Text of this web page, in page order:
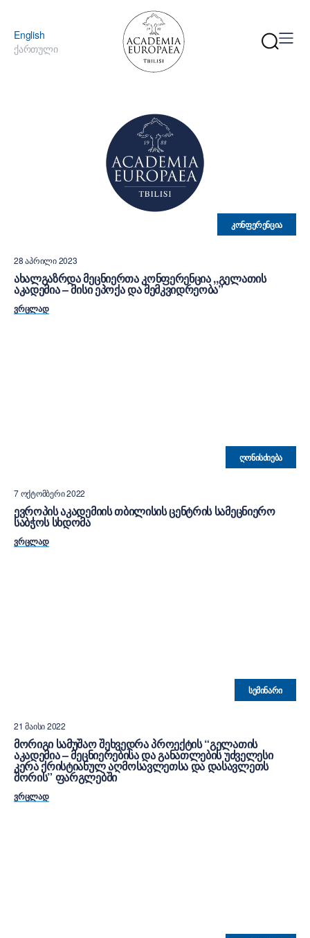
English
ქართული
ᲙᲝᲜᲤᲔᲠᲔᲜᲪᲘᲐ
28 ᲐᲞᲠᲘᲚᲘ 2023
ᲐᲮᲐᲚᲒᲐᲖᲠᲓᲐ ᲛᲔᲪᲜᲘᲔᲠᲗᲐ ᲙᲝᲜᲤᲔᲠᲔᲜᲪᲘᲐ ,,ᲒᲔᲚᲐᲗᲘᲡ
ᲐᲙᲐᲓᲔᲛᲘᲐ – ᲛᲘᲡᲘ ᲔᲞᲝᲥᲐ ᲓᲐ ᲛᲔᲛᲙᲕᲘᲓᲠᲔᲝᲑᲐ”
ᲕᲠᲪᲚᲐᲓ
ᲦᲝᲜᲘᲡᲫᲘᲔᲑᲐ
7 ᲝᲥᲢᲝᲛᲑᲔᲠᲘ 2022
ᲔᲕᲠᲝᲞᲘᲡ ᲐᲙᲐᲓᲔᲛᲘᲘᲡ ᲗᲑᲘᲚᲘᲡᲘᲡ ᲪᲔᲜᲢᲠᲘᲡ ᲡᲐᲛᲔᲪᲜᲘᲔᲠᲝ
ᲡᲐᲑᲭᲝᲡ ᲡᲮᲓᲝᲛᲐ
ᲕᲠᲪᲚᲐᲓ
ᲡᲔᲛᲘᲜᲐᲠᲘ
21 ᲛᲐᲘᲡᲘ 2022
ᲛᲝᲠᲘᲒᲘ ᲡᲐᲛᲣᲨᲐᲝ ᲨᲔᲮᲕᲔᲓᲠᲐ ᲞᲠᲝᲔᲥᲢᲘᲡ “ᲒᲔᲚᲐᲗᲘᲡ
ᲐᲙᲐᲓᲔᲛᲘᲐ – ᲛᲔᲪᲜᲘᲔᲠᲔᲑᲘᲡᲐ ᲓᲐ ᲒᲐᲜᲐᲗᲚᲔᲑᲘᲡ ᲣᲫᲕᲔᲚᲔᲡᲘ
ᲙᲔᲠᲐ ᲥᲠᲘᲡᲢᲘᲐᲜᲣᲚ ᲐᲦᲛᲝᲡᲐᲕᲚᲔᲗᲡᲐ ᲓᲐ ᲓᲐᲡᲐᲕᲚᲔᲗᲡ
ᲨᲝᲠᲘᲡ” ᲤᲐᲠᲒᲚᲔᲑᲨᲘ
ᲕᲠᲪᲚᲐᲓ